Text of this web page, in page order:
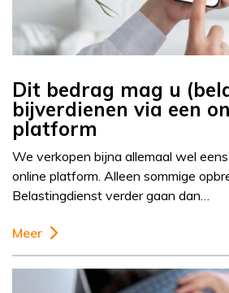
Dit bedrag mag u
bijverdienen via een
platform
We verkopen bijna allemaal wel
online platform. Alleen sommige
Belastingdienst verder gaan dan…
Meer